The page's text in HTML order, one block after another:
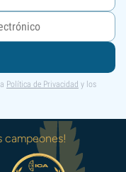
Política de Privacidad y los
campeones!